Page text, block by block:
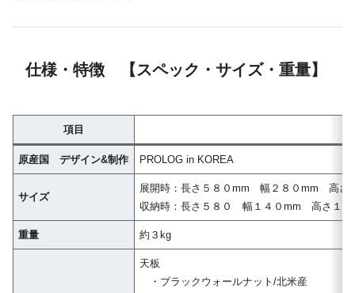
仕様・特徴 【スペック・サイズ・重量】
項目
原産国 デザイン&制作 PROLOG in KOREA
サイズ
展開時：長さ５８０mm 幅２８０mm 高
収納時：長さ５８０ 幅１４０mm 高さ１４
重量 約３kg
天板
・ブラックウォールナット/北米産